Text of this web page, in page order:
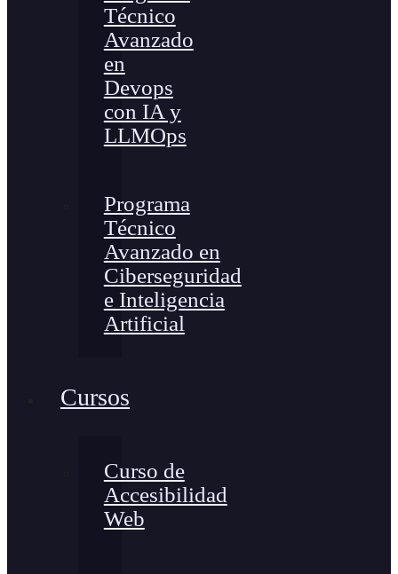
Técnico
Avanzado
en
Devops
con IA y
LLMOps
Programa
Técnico
Avanzado en
Ciberseguridad
e Inteligencia
Artificial
Cursos
Curso de
Accesibilidad
Web